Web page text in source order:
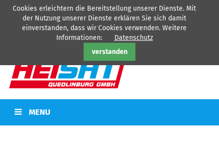
Cookies erleichtern die Bereitstellung unserer Dienste. Mit
der Nutzung unserer Dienste erklären Sie sich damit
einverstanden, dass wir Cookies verwenden. Weitere
Informationen:
Datenschutz
verstanden
HEISAT Quedlinburg GmbH - Ihr Partner fürHeizung-Sanitär
Kälte-
Tel: 03946/77360
MENU